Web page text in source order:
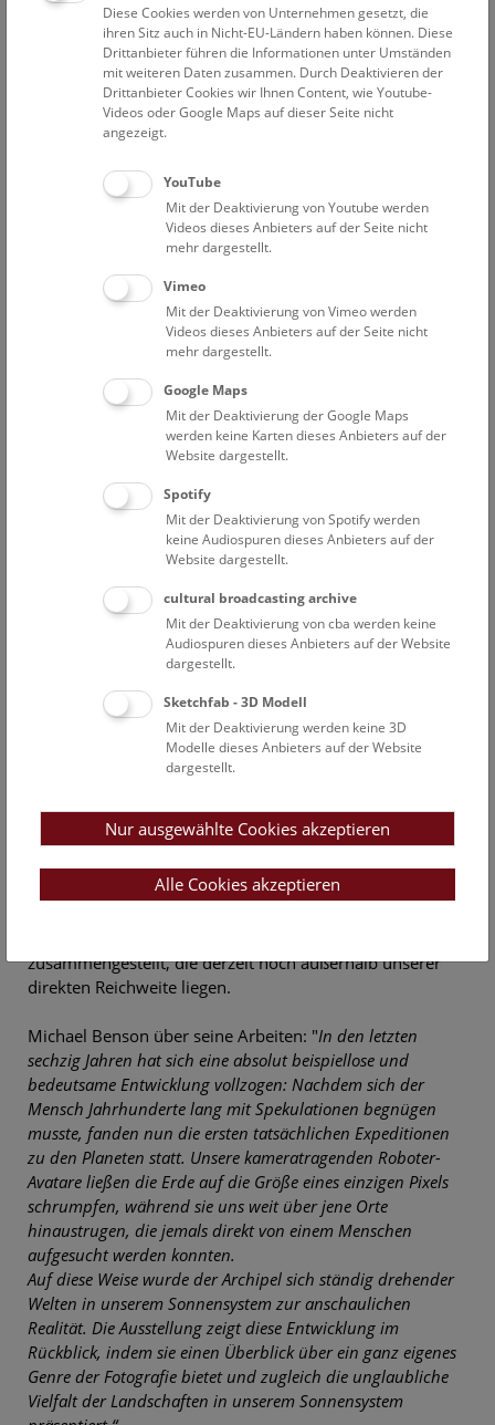
Einladung zum Pressegespräch mit
Ausstellungsrundgang am Dienstag,
den 31. Mai 2016, um 10:30 Uhr
(Fotograf, Künstler und
Ausstellungsmacher)
Dr. Sanjeev Kanoria (Eigentümer, Austrian Anadi Bank)
Mag. Christoph Raninger (Generaldirektor, Austrian Anadi
im Anschluss Ausstellungsrundgang im Hochparterre
Michael Benson’s Otherworlds. Reise durch das
Sonnensystem
Mit spektakulären Bildern entführt Michael Benson auf
eine einzigartige fotografische Tour durch unser
Die Ausstellung enthüllt die unheimliche Schönheit
unseres Sonnensystems und zeigt außerdem, dass das
visuelle Vermächtnis von sechs Jahrzehnten
der Geschichte der Fotografie darstellt. In den über 70
Bildern des Künstlers, Kurators und Autors Michael
Benson verschmelzen Kunst und Wissenschaft auf
einzigartige Weise: Rohdaten von NASA- und ESA-
zusammengestellt, die derzeit noch außerhalb unserer
direkten Reichweite liegen.
Michael Benson über seine Arbeiten: "In den letzten
sechzig Jahren hat sich eine absolut beispiellose und
bedeutsame Entwicklung vollzogen: Nachdem sich der
Mensch Jahrhunderte lang mit Spekulationen begnügen
musste, fanden nun die ersten tatsächlichen Expeditionen
zu den Planeten statt. Unsere kameratragenden Roboter-
Avatare ließen die Erde auf die Größe eines einzigen Pixels
schrumpfen, während sie uns weit über jene Orte
hinaustrugen, die jemals direkt von einem Menschen
aufgesucht werden konnten.
Auf diese Weise wurde der Archipel sich ständig drehender
Welten in unserem Sonnensystem zur anschaulichen
Realität. Die Ausstellung zeigt diese Entwicklung im
Rückblick, indem sie einen Überblick über ein ganz eigenes
Genre der Fotografie bietet und zugleich die unglaubliche
Vielfalt der Landschaften in unserem Sonnensystem
Diese Cookies werden von Unternehmen gesetzt, die
ihren Sitz auch in Nicht-EU-Ländern haben können. Diese
Drittanbieter führen die Informationen unter Umständen
mit weiteren Daten zusammen. Durch Deaktivieren der
Drittanbieter Cookies wir Ihnen Content, wie Youtube-
Videos oder Google Maps auf dieser Seite nicht
angezeigt.
YouTube
Mit der Deaktivierung von Youtube werden
Videos dieses Anbieters auf der Seite nicht
mehr dargestellt.
Vimeo
Mit der Deaktivierung von Vimeo werden
Videos dieses Anbieters auf der Seite nicht
mehr dargestellt.
Google Maps
Mit der Deaktivierung der Google Maps
werden keine Karten dieses Anbieters auf der
Website dargestellt.
Spotify
Mit der Deaktivierung von Spotify werden
keine Audiospuren dieses Anbieters auf der
Website dargestellt.
cultural broadcasting archive
Mit der Deaktivierung von cba werden keine
Audiospuren dieses Anbieters auf der Website
dargestellt.
Sketchfab - 3D Modell
Mit der Deaktivierung werden keine 3D
Modelle dieses Anbieters auf der Website
dargestellt.
Nur ausgewählte Cookies akzeptieren
Alle Cookies akzeptieren